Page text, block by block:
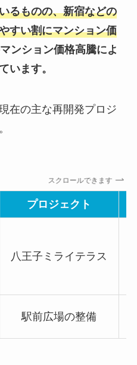
るものの、新宿などの
すい割にマンション価
ンション価格高騰によ
います。
在の主な再開発プロジ
スクロールできます
プロジェクト
八王子ミライテラス
駅前広場の整備